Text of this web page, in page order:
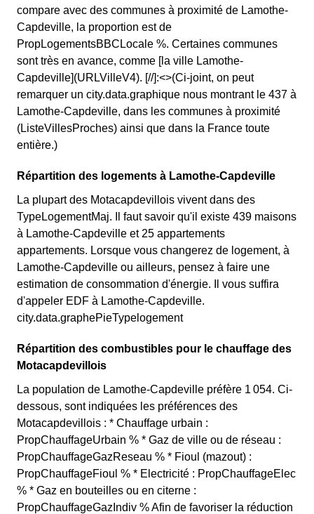
compare avec des communes à proximité de Lamothe-
Capdeville, la proportion est de
PropLogementsBBCLocale %. Certaines communes
sont très en avance, comme [la ville Lamothe-
Capdeville](URLVilleV4). [//]:<>(Ci-joint, on peut
remarquer un city.data.graphique nous montrant le 437 à
Lamothe-Capdeville, dans les communes à proximité
(ListeVillesProches) ainsi que dans la France toute
entière.)
Répartition des logements à Lamothe-Capdeville
La plupart des Motacapdevillois vivent dans des
TypeLogementMaj. Il faut savoir qu'il existe 439 maisons
à Lamothe-Capdeville et 25 appartements
appartements. Lorsque vous changerez de logement, à
Lamothe-Capdeville ou ailleurs, pensez à faire une
estimation de consommation d'énergie. Il vous suffira
d'appeler EDF à Lamothe-Capdeville.
city.data.graphePieTypelogement
Répartition des combustibles pour le chauffage des
Motacapdevillois
La population de Lamothe-Capdeville préfère 1 054. Ci-
dessous, sont indiquées les préférences des
Motacapdevillois : * Chauffage urbain :
PropChauffageUrbain % * Gaz de ville ou de réseau :
PropChauffageGazReseau % * Fioul (mazout) :
PropChauffageFioul % * Electricité : PropChauffageElec
% * Gaz en bouteilles ou en citerne :
PropChauffageGazIndiv % Afin de favoriser la réduction